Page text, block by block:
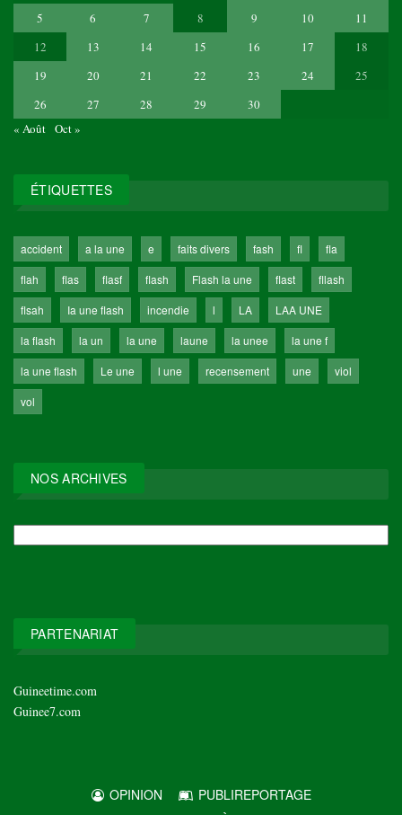
5
6 7 8 9 10
11
12
13 14 15 16 17
18
19
20 21 22 23 24
25
26
27 28 29
30
« Août Oct »
ÉTIQUETTES
accident a la une e faits divers fash fl
fla
flah
flas flasf flash Flash la une flast
fllash
flsah
Ia une flash incendie l LA
LAA UNE
la flash
la un la une laune la unee
la une f
la une flash
Le une l une recensement une
viol
vol
NOS ARCHIVES
PARTENARIAT
Guineetime.com
Guinee7.com
OPINION
PUBLIREPORTAGE